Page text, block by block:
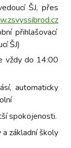
ŠJ, přes
přihlašovací
ŠJ)
vždy do 14:00
automaticky
spokojenosti.
základní školy